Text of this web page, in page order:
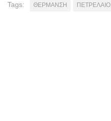
Tags: ΘΕΡΜΑΝΣΗ ΠΕΤΡΕΛΑΙΟ